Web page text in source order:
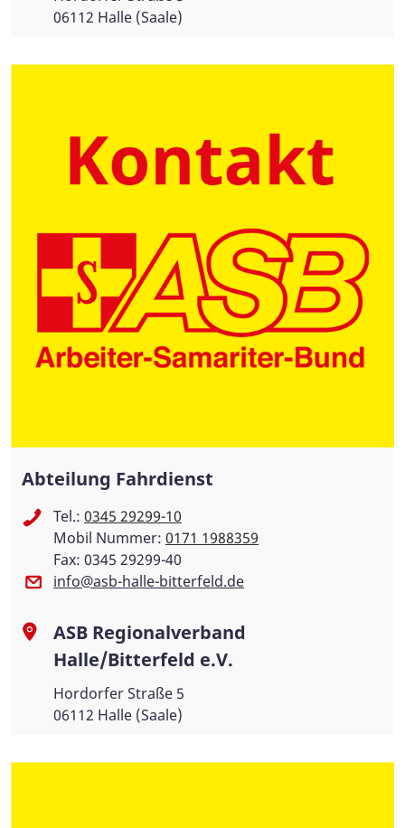
06112 Halle (Saale)
Abteilung Fahrdienst
Tel.: 0345 29299-10
Mobil Nummer: 0171 1988359
Fax: 0345 29299-40
info@asb-halle-bitterfeld.de
ASB Regionalverband
Halle/Bitterfeld e.V.
Hordorfer Straße 5
06112 Halle (Saale)